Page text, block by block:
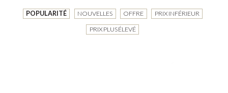
POPULARITÉ NOUVELLES OFFRE PRIX INFÉRIEUR
PRIX PLUS ÉLEVÉ